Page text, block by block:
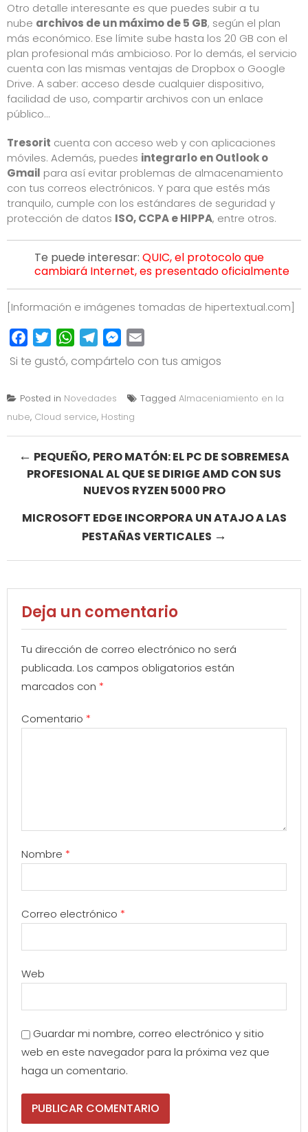
Otro detalle interesante es que puedes subir a tu
nube archivos de un máximo de 5 GB, según el plan
más económico. Ese límite sube hasta los 20 GB con el
plan profesional más ambicioso. Por lo demás, el servicio
cuenta con las mismas ventajas de Dropbox o Google
Drive. A saber: acceso desde cualquier dispositivo,
facilidad de uso, compartir archivos con un enlace
público…
Tresorit cuenta con acceso web y con aplicaciones
móviles. Además, puedes integrarlo en Outlook o
Gmail para así evitar problemas de almacenamiento
con tus correos electrónicos. Y para que estés más
tranquilo, cumple con los estándares de seguridad y
protección de datos ISO, CCPA e HIPPA, entre otros.
Te puede interesar: QUIC, el protocolo que
cambiará Internet, es presentado oficialmente
[Información e imágenes tomadas de hipertextual.com]
FacebookTwitterWhatsApp
TelegramMessenger
Si te gustó, compártelo con tus amigos
Posted in Novedades Tagged Almaceniamiento en la
nube, Cloud service, Hosting
Post
navigation
← PEQUEÑO, PERO MATÓN: EL PC DE SOBREMESA
PROFESIONAL AL QUE SE DIRIGE AMD CON SUS
NUEVOS RYZEN 5000 PRO
MICROSOFT EDGE INCORPORA UN ATAJO A LAS
PESTAÑAS VERTICALES →
Deja un comentario
Tu dirección de correo electrónico no será
publicada. Los campos obligatorios están
marcados con *
Comentario *
Nombre *
Correo electrónico *
Web
Guardar mi nombre, correo electrónico y sitio
web en este navegador para la próxima vez que
haga un comentario.